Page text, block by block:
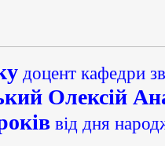
доцент кафедри
Олексій
від дня